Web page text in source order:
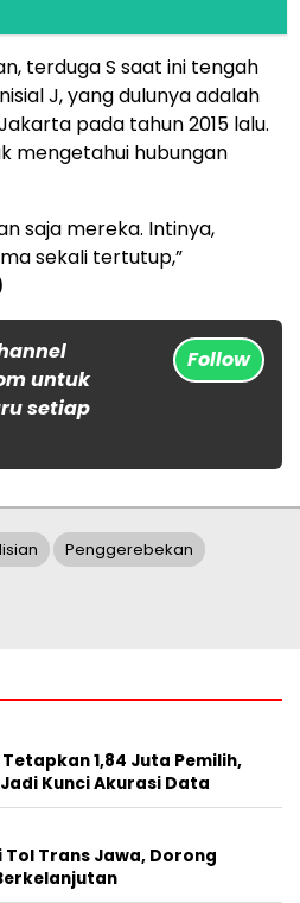
terduga S saat ini tengah
J, yang dulunya adalah
pada tahun 2015 lalu.
mengetahui hubungan
saja mereka. Intinya,
sekali tertutup,”
untuk
setiap
Follow
Penggerebekan
1,84 Juta Pemilih,
Kunci Akurasi Data
Tol Trans Jawa, Dorong